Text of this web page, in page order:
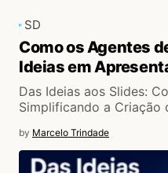
SD
Como os Agentes
Ideias em
Das Ideias aos Slides:
Simplificando a Criação
by Marcelo Trindade